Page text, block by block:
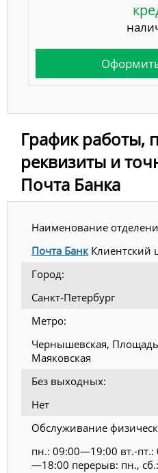
График работы,
реквизиты и
Почта Банка
Наименование
Почта БанкКлиентский
Город:
Санкт-Петербург
Метро:
Чернышевская, Площадь
Маяковская
Без выходных:
Нет
Обслуживание
пн.: 09:00—19:00 вт.-
—18:00 перерыв: пн.,